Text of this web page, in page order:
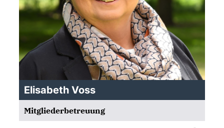
Elisabeth Voss
Mitgliederbetreuung